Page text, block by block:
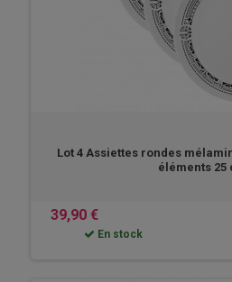
Lot 4 Assiettes rondes
éléments 25
39,90 €
En stock